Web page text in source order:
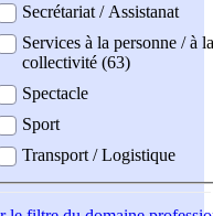
Secrétariat / Assistanat
Services à la personne / à la
collectivité (63)
Spectacle
Sport
Transport / Logistique